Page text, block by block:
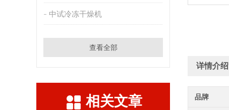
中试冷冻干燥机
查看全部
相关文章
详情介绍
品牌